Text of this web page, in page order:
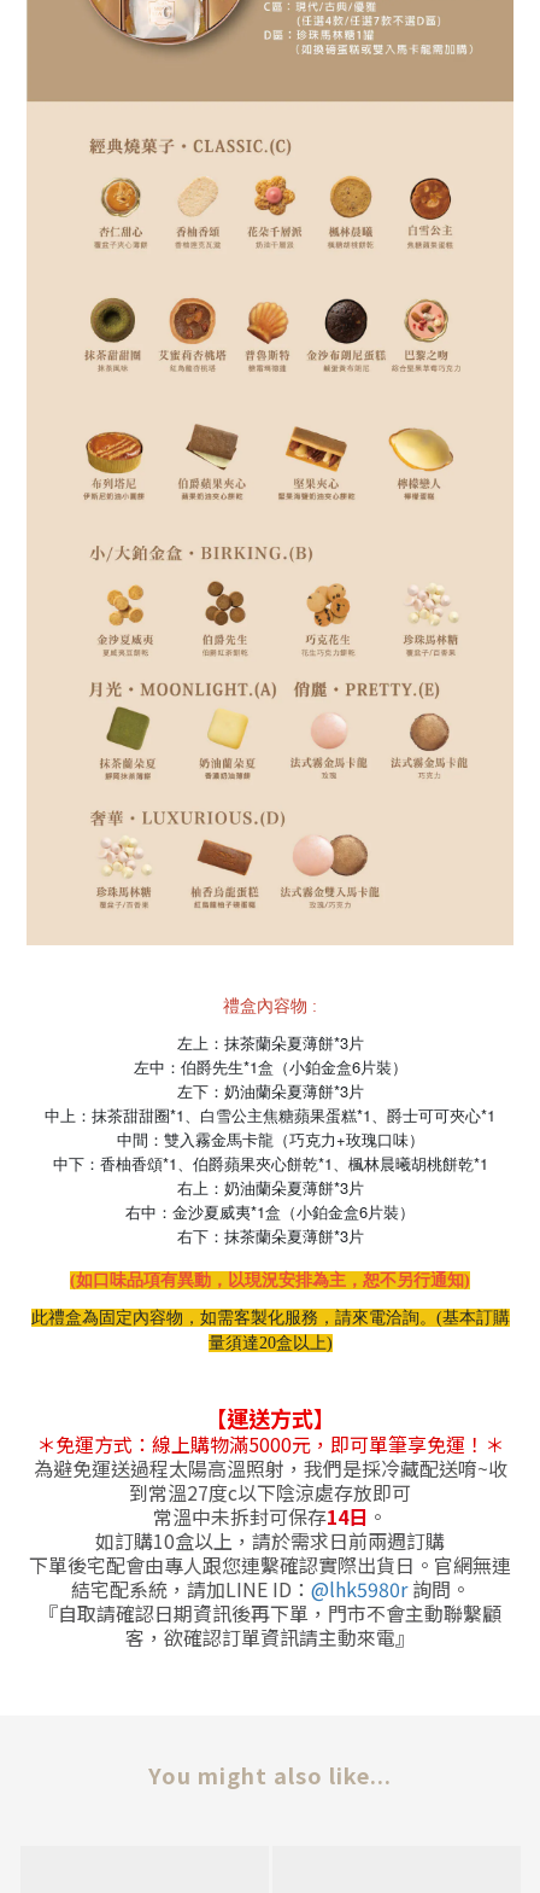
禮盒內容物 :
左上：抹茶蘭朵夏薄餅*3片
左中：伯爵先生*1盒（小鉑金盒6片裝）
左下：奶油蘭朵夏薄餅*3片
中上：抹茶甜甜圈*1、白雪公主焦糖蘋果蛋糕*1、爵士可可夾心*1
中間：雙入霧金馬卡龍（巧克力+玫瑰口味）
中下：香柚香頌*1、伯爵蘋果夾心餅乾*1、楓林晨曦胡桃餅乾*1
右上：奶油蘭朵夏薄餅*3片
右中：金沙夏威夷*1盒（小鉑金盒6片裝）
右下：抹茶蘭朵夏薄餅*3片
(如口味品項有異動，以現況安排為主，恕不另行通知)
此禮盒為固定內容物，如需客製化服務，請來電洽詢。(基本訂購
量須達20盒以上)
【運送方式】
＊免運方式：線上購物滿5000元，即可單筆享免運！ ＊
為避免運送過程太陽高溫照射，我們是採冷藏配送唷~收
到常溫27度c以下陰涼處存放即可
常溫中未拆封可保存14日 。
如訂購10盒以上，請於需求日前兩週訂購
下單後宅配會由專人跟您連繫確認實際出貨日。官網無連
結宅配系統，請加LINE ID： @lhk5980r詢問。
『自取請確認日期資訊後再下單，門市不會主動聯繫顧
客，欲確認訂單資訊請主動來電』
You might also like...